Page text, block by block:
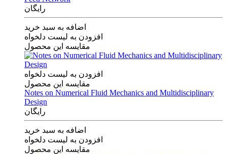
رایگان
اضافه به سبد خرید
افزودن به لیست دلخواه
مقایسه این محصول
افزودن به لیست دلخواه
مقایسه این محصول
Notes on Numerical Fluid Mechanics and Multidisciplinary
Design
رایگان
اضافه به سبد خرید
افزودن به لیست دلخواه
مقایسه این محصول